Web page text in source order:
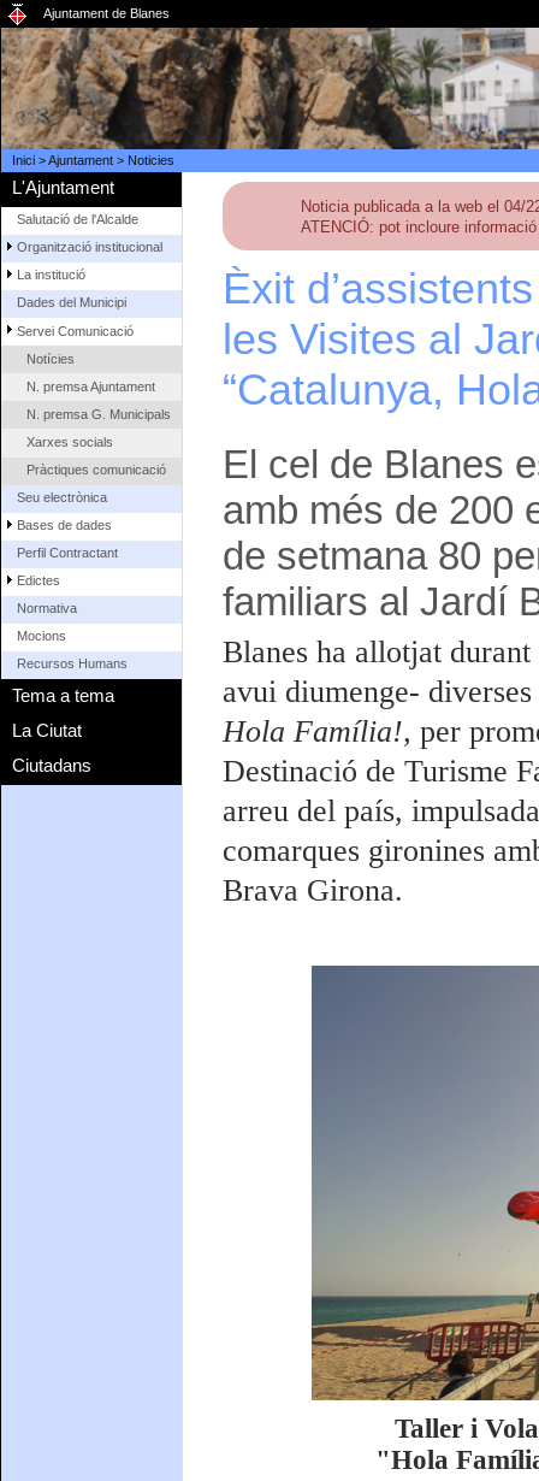
Ajuntament de Blanes
Inici>Ajuntament> Noticies
L'Ajuntament
Salutació de l'Alcalde
Organització institucional
La institució
Dades del Municipi
Servei Comunicació
Notícies
N. premsa Ajuntament
N. premsa G. Municipals
Xarxes socials
Pràctiques comunicació
Seu electrònica
Bases de dades
Perfil Contractant
Edictes
Normativa
Mocions
Recursos Humans
Tema a tema
La Ciutat
Ciutadans
Noticia publicada a la web el 04/
ATENCIÓ: pot incloure
Èxit
les Visites al
“Catalunya,
El cel de Blanes
amb més de 200
de setmana 80
familiars al Jardí
Blanes ha allotjat durant
avui diumenge-
Hola Família!, per
Destinació de Turisme
arreu del país,
comarques gironines
Brava Girona.
Taller i
"Hola